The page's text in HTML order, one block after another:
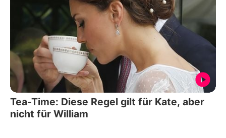
Tea-Time: Diese Regel gilt für Kate, aber
nicht für William